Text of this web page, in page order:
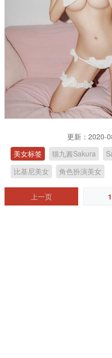
更新：
美女标签
猫九酱Sakura
比基尼美女
角色扮演美女
上一页 1